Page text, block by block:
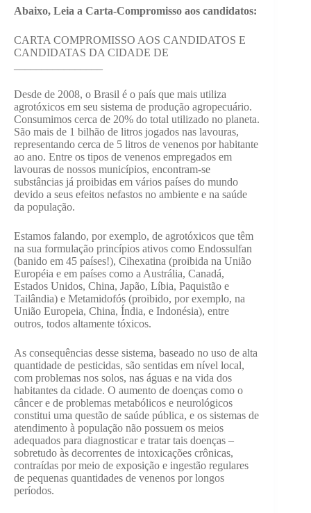
Abaixo, Leia a Carta-Compromisso aos candidatos:
CARTA COMPROMISSO AOS CANDIDATOS E
CANDIDATAS DA CIDADE DE
Desde de 2008, o Brasil é o país que mais utiliza
agrotóxicos em seu sistema de produção agropecuário.
Consumimos cerca de 20% do total utilizado no planeta.
São mais de 1 bilhão de litros jogados nas lavouras,
representando cerca de 5 litros de venenos por habitante
ao ano. Entre os tipos de venenos empregados em
lavouras de nossos municípios, encontram-se
substâncias já proibidas em vários países do mundo
devido a seus efeitos nefastos no ambiente e na saúde
da população.
Estamos falando, por exemplo, de agrotóxicos que têm
na sua formulação princípios ativos como Endossulfan
(banido em 45 países!), Cihexatina (proibida na União
Européia e em países como a Austrália, Canadá,
Estados Unidos, China, Japão, Líbia, Paquistão e
Tailândia) e Metamidofós (proibido, por exemplo, na
União Europeia, China, Índia, e Indonésia), entre
outros, todos altamente tóxicos.
As consequências desse sistema, baseado no uso de alta
quantidade de pesticidas, são sentidas em nível local,
com problemas nos solos, nas águas e na vida dos
habitantes da cidade. O aumento de doenças como o
câncer e de problemas metabólicos e neurológicos
constitui uma questão de saúde pública, e os sistemas de
atendimento à população não possuem os meios
adequados para diagnosticar e tratar tais doenças –
sobretudo às decorrentes de intoxicações crônicas,
contraídas por meio de exposição e ingestão regulares
de pequenas quantidades de venenos por longos
períodos.